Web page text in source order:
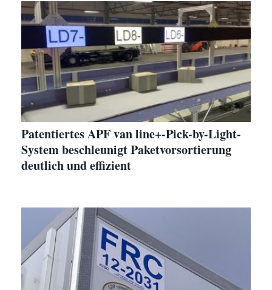
Patentiertes APF van line+-Pick-by-Light-
System beschleunigt Paketvorsortierung
deutlich und effizient